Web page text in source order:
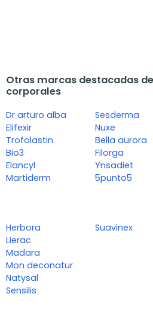
Otras marcas destacadas
corporales
Dr arturo alba
Elifexir
Trofolastin
Bio3
Elancyl
Martiderm
Sesderma
Nuxe
Bella aurora
Filorga
Ynsadiet
5punto5
Herbora
Lierac
Madara
Mon deconatur
Natysal
Sensilis
Suavinex